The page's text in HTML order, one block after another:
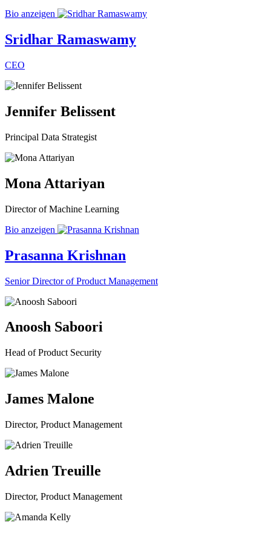
Bio anzeigen
Sridhar Ramaswamy
CEO
Jennifer Belissent
Principal Data Strategist
Mona Attariyan
Director of Machine Learning
Bio anzeigen
Prasanna Krishnan
Senior Director of Product Management
Anoosh Saboori
Head of Product Security
James Malone
Director, Product Management
Adrien Treuille
Director, Product Management